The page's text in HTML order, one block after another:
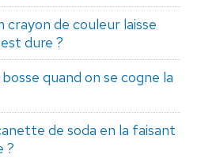
crayon de couleur laisse
dure ?
quand on se cogne la
de soda en la faisant
?